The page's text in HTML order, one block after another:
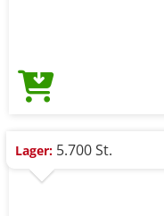
Lager: 5.700 St.